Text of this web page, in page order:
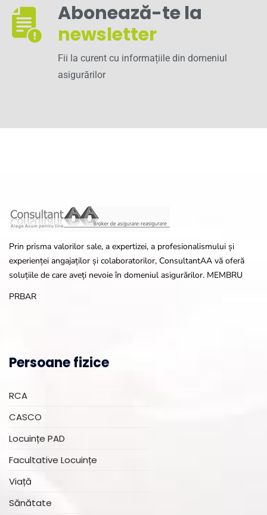
Abonează-te la
newsletter
Fii la curent cu informațiile din domeniul
asigurărilor
Prin prisma valorilor sale, a expertizei, a profesionalismului și
experienței angajaților și colaboratorilor, ConsultantAA vă oferă
soluțiile de care aveți nevoie în domeniul asigurărilor. MEMBRU
PRBAR
Persoane fizice
RCA
CASCO
Locuințe PAD
Facultative Locuințe
Viață
Sănătate